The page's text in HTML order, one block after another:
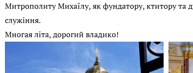
Митрополиту Михаїлу, як фундатору, ктитору та
служіння.
Многая літа, дорогий владико!